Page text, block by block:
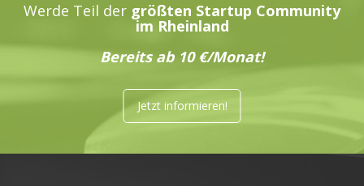
Werde Teil der größten Startup Community
im Rheinland
Bereits ab 10 €/Monat!
Jetzt informieren!